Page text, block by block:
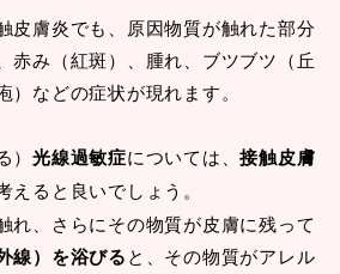
皮膚炎でも、原因物質が触れた部分
赤み（紅斑）、腫れ、ブツブツ（丘
などの症状が現れます。
）光線過敏症については、接触皮膚
えると良いでしょう。
れ、さらにその物質が皮膚に残って
線）を浴びると、その物質がアレル